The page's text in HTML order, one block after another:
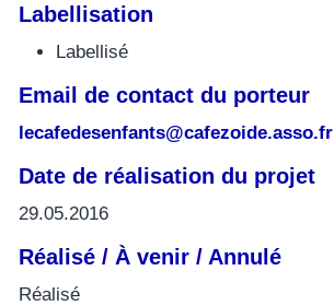
Labellisation
Labellisé
Email de contact du porteur
lecafedesenfants@cafezoide.asso.fr
Date de réalisation du projet
29.05.2016
Réalisé / À venir / Annulé
Réalisé